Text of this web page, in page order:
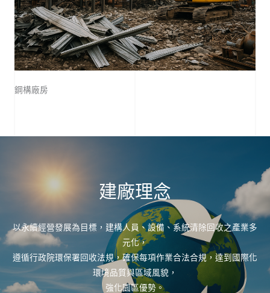
鋼構廠房
建廠理念
以永續經營發展為目標，建構人員、設備、系統清除回收之產業多
元化，
遵循行政院環保署回收法規，確保每項作業合法合規，達到國際化
環境品質與區域風貌，
強化園區優勢。